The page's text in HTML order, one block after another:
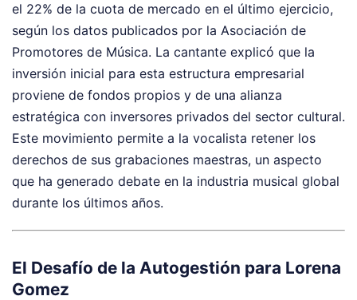
el 22% de la cuota de mercado en el último ejercicio,
según los datos publicados por la Asociación de
Promotores de Música. La cantante explicó que la
inversión inicial para esta estructura empresarial
proviene de fondos propios y de una alianza
estratégica con inversores privados del sector cultural.
Este movimiento permite a la vocalista retener los
derechos de sus grabaciones maestras, un aspecto
que ha generado debate en la industria musical global
durante los últimos años.
El Desafío de la Autogestión para Lorena
Gomez